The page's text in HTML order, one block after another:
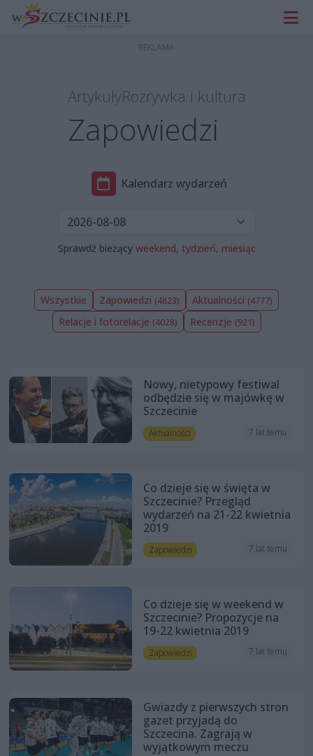
ArtykułyRozrywka i kultura
Zapowiedzi
Kalendarz wydarzeń
Sprawdź bieżący weekend, tydzień, miesiąc
Wszystkie Zapowiedzi (4823) Aktualności (4777)
Relacje i fotorelacje (4028) Recenzje (921)
Nowy, nietypowy festiwal
odbędzie się w majówkę w
Szczecinie
Aktualności 7 lat temu
Co dzieje się w święta w
Szczecinie? Przegląd
wydarzeń na 21-22 kwietnia
2019
Zapowiedzi 7 lat temu
Co dzieje się w weekend w
Szczecinie? Propozycje na
19-22 kwietnia 2019
Zapowiedzi 7 lat temu
Gwiazdy z pierwszych stron
gazet przyjadą do
Szczecina. Zagrają w
wyjątkowym meczu